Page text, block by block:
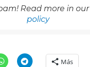
Read more in our
policy
Más